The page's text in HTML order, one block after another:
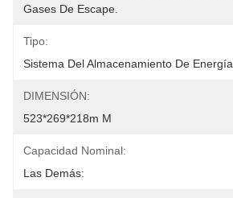
Gases De Escape.
Tipo:
Sistema Del Almacenamiento De Energía
DIMENSIÓN:
523*269*218m M
Capacidad Nominal:
Las Demás: